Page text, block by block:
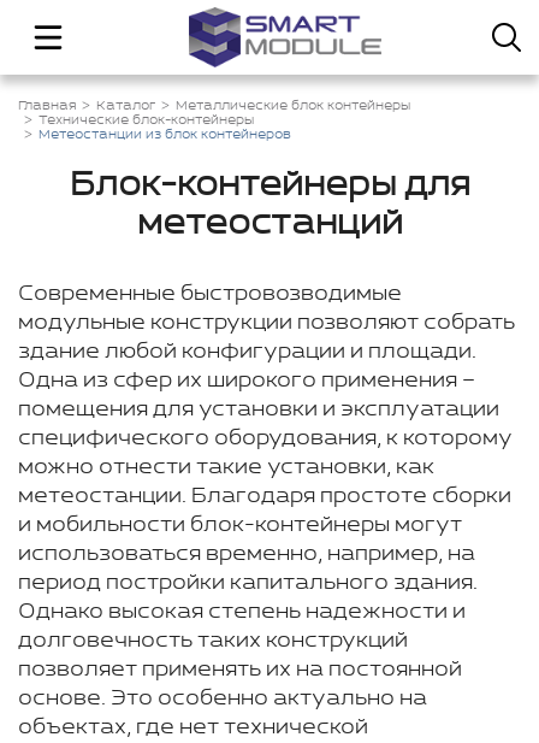
Главная Каталог
Металлические блок контейнеры
Технические блок-контейнеры
Метеостанции из блок контейнеров
Блок-контейнеры для
метеостанций
Современные быстровозводимые
модульные конструкции позволяют собрать
здание любой конфигурации и площади.
Одна из сфер их широкого применения –
помещения для установки и эксплуатации
специфического оборудования, к которому
можно отнести такие установки, как
метеостанции. Благодаря простоте сборки
и мобильности блок-контейнеры могут
использоваться временно, например, на
период постройки капитального здания.
Однако высокая степень надежности и
долговечность таких конструкций
позволяет применять их на постоянной
основе. Это особенно актуально на
объектах, где нет технической